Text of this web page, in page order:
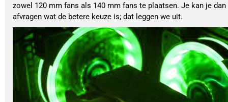
zowel 120 mm fans als 140 mm fans te plaatsen. Je kan je dan
afvragen wat de betere keuze is; dat leggen we uit.